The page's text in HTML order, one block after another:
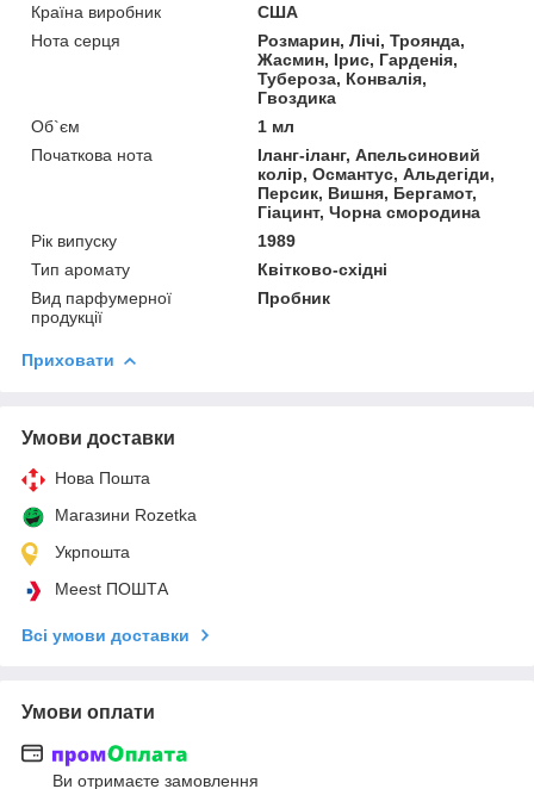
Країна виробник
США
Нота серця
Розмарин, Лічі, Троянда,
Жасмин, Ірис, Гарденія,
Тубероза, Конвалія,
Гвоздика
Об`єм
1 мл
Початкова нота
Іланг-іланг, Апельсиновий
колір, Османтус, Альдегіди,
Персик, Вишня, Бергамот,
Гіацинт, Чорна смородина
Рік випуску
1989
Тип аромату
Квітково-східні
Вид парфумерної
продукції
Пробник
Приховати
Умови доставки
Нова Пошта
Магазини Rozetka
Укрпошта
Meest ПОШТА
Всі умови доставки
Умови оплати
Ви отримаєте замовлення